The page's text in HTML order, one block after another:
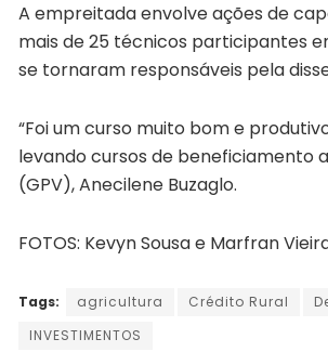
A empreitada envolve ações de
mais de 25 técnicos participantes
se tornaram responsáveis pela
“Foi um curso muito bom e
levando cursos de beneficiamento
(GPV), Anecilene Buzaglo.
FOTOS: Kevyn Sousa e Marfran
Tags: agricultura Crédito Rural
INVESTIMENTOS